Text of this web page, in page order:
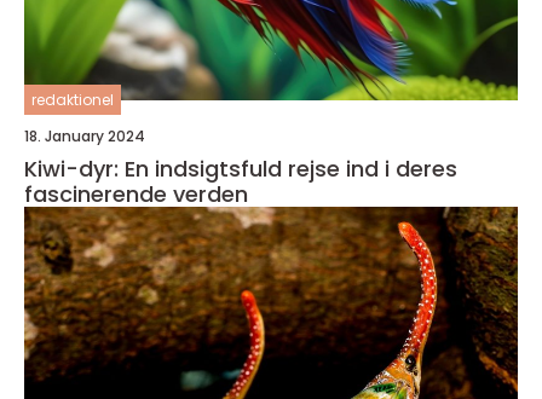
redaktionel
18. January 2024
Kiwi-dyr: En indsigtsfuld rejse ind i deres
fascinerende verden